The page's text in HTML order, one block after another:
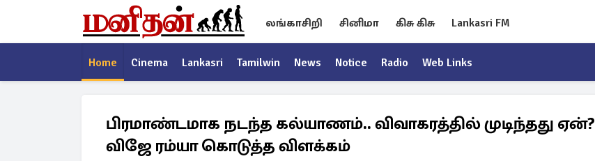
லங்காசிறி சினிமா கிசு கிசு Lankasri FM
Home Cinema Lankasri Tamilwin News Notice Radio Web Links
பிரமாண்டமாக நடந்த கல்யாணம்.. விவாகரத்தில் முடிந்தது ஏன்?
விஜே ரம்யா கொடுத்த விளக்கம்